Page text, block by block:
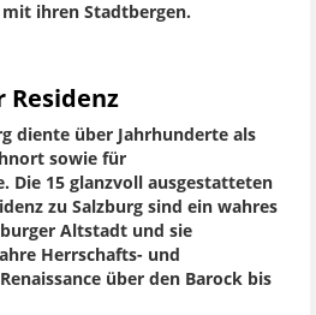
ihren Stadtbergen.
Residenz
diente über Jahrhunderte als
sowie für
Die 15 glanzvoll ausgestatteten
zu Salzburg sind ein wahres
Altstadt und sie
Herrschafts- und
über den Barock bis